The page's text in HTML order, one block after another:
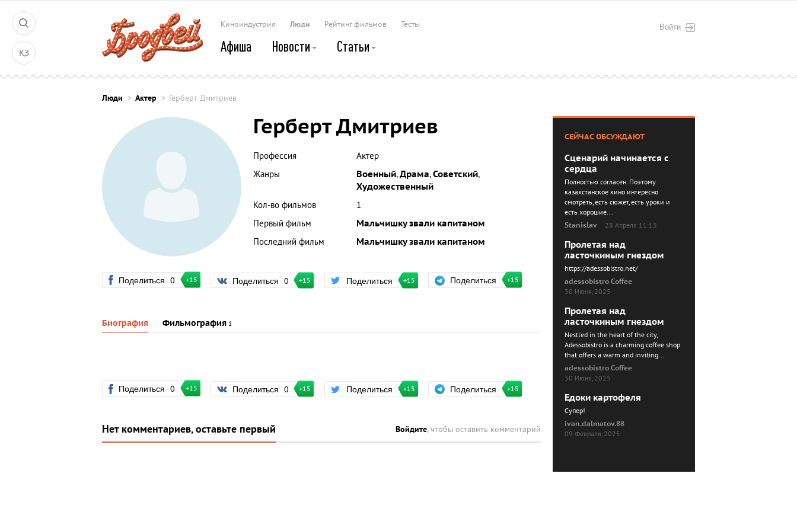
ҚЗ
Войти
Киноиндустрия Люди Рейтинг фильмов Тесты
Афиша Новости Статьи
Люди Актер Герберт Дмитриев
Герберт Дмитриев
Профессия
Актер
Жанры
Военный,Драма,Советский,
Художественный
Кол-во фильмов
1
Первый фильм
Мальчишку звали капитаном
Последний фильм
Мальчишку звали капитаном
Поделиться 0 +15 Поделиться 0 +15 Поделиться +15 Поделиться +15
Биография Фильмография 1
Поделиться 0 +15 Поделиться 0 +15 Поделиться +15 Поделиться +15
Нет комментариев, оставьте первый Войдите, чтобы оставить комментарий
СЕЙЧАС ОБСУЖДАЮТ
Сценарий начинается с
сердца
Полностью согласен. Поэтому
казахстанское кино интересно
смотреть, есть сюжет, есть уроки и
есть хорошие...
Stanislav
28 Апреля 11:13
Пролетая над
ласточкиным гнездом
https://adessobistro.net/
adessobistro Coffee
30 Июня, 2025
Пролетая над
ласточкиным гнездом
Nestled in the heart of the city,
Adessobistro is a charming coffee shop
that offers a warm and inviting...
adessobistro Coffee
30 Июня, 2025
Едоки картофеля
Cупер!
ivan.dalmatov.88
09 Февраля, 2025